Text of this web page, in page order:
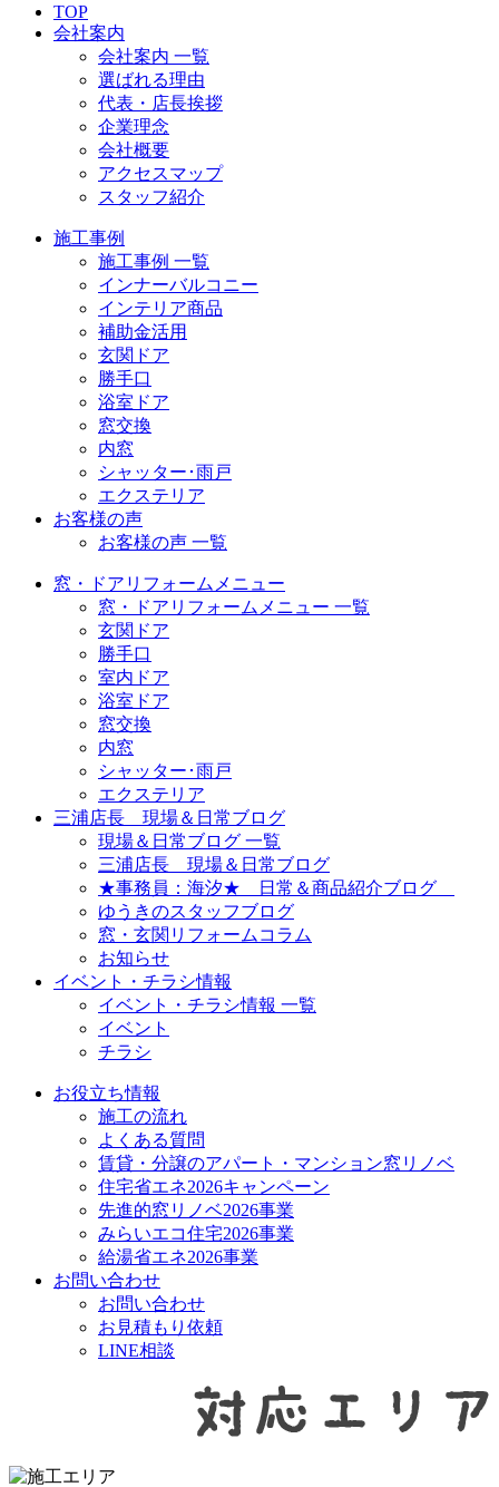
TOP
会社案内
会社案内 一覧
選ばれる理由
代表・店長挨拶
企業理念
会社概要
アクセスマップ
スタッフ紹介
施工事例
施工事例 一覧
インナーバルコニー
インテリア商品
補助金活用
玄関ドア
勝手口
浴室ドア
窓交換
内窓
シャッター･雨戸
エクステリア
お客様の声
お客様の声 一覧
窓・ドアリフォームメニュー
窓・ドアリフォームメニュー 一覧
玄関ドア
勝手口
室内ドア
浴室ドア
窓交換
内窓
シャッター･雨戸
エクステリア
三浦店長 現場＆日常ブログ
現場＆日常ブログ 一覧
三浦店長 現場＆日常ブログ
★事務員：海汐★ 日常＆商品紹介ブログ
ゆうきのスタッフブログ
窓・玄関リフォームコラム
お知らせ
イベント・チラシ情報
イベント・チラシ情報 一覧
イベント
チラシ
お役立ち情報
施工の流れ
よくある質問
賃貸・分譲のアパート・マンション窓リノベ
住宅省エネ2026キャンペーン
先進的窓リノベ2026事業
みらいエコ住宅2026事業
給湯省エネ2026事業
お問い合わせ
お問い合わせ
お見積もり依頼
LINE相談